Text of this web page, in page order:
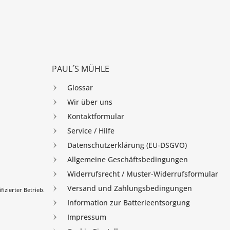
Betrieb.
PAUL´S MÜHLE
Glossar
Wir über uns
Kontaktformular
Service / Hilfe
Datenschutzerklärung (EU-DSGVO)
Allgemeine Geschäftsbedingungen
Widerrufsrecht / Muster-Widerrufsformular
Versand und Zahlungsbedingungen
Information zur Batterieentsorgung
Impressum